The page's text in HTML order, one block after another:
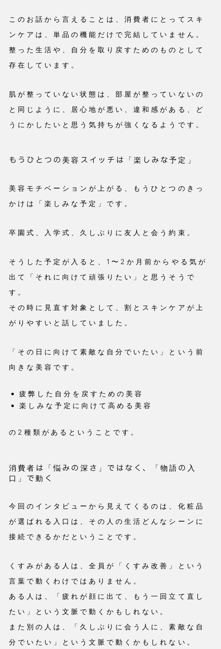
このお話から言えることは、消費者にとってスキ
ンケアは、単品の機能だけで完結していません。
整った生活や、自分を取り戻すためのものとして
存在しています。
肌が整っていない状態は、部屋が整っていないの
と同じように、居心地が悪い、違和感がある、ど
うにかしたいと思う気持ちが強くなるようです。
もうひとつの美容スイッチは「楽しみな予定」
美容モチベーションが上がる、もうひとつのきっ
かけは「楽しみな予定」です。
卒園式、入学式、久しぶりに友人と会う約束。
そうした予定が入ると、1〜2か月前からやる気が
出て「それに向けて頑張りたい」と思うそうで
す。
その時に見直す対象として、割とスキンケアが上
がりやすいと話していました。
「その日に向けて素敵な自分でいたい」という前
向きな美容です。
疲弊した自分を戻すための美容
楽しみな予定に向けて高める美容
の2種類があるということです。
消費者は「悩みの深さ」ではなく、「物語の入
口」で動く
今回のインタビューから見えてくるのは、化粧品
が選ばれる入口は、その人の生活どんなシーンに
接続できるかだということです。
くすみがある人は、全員が「くすみ改善」という
言葉で動くわけではありません。
ある人は、「疲れが顔に出て、もう一回立て直し
たい」という文脈で動くかもしれない。
また別の人は、「久しぶりに会う人に、素敵な自
分でいたい」という文脈で動くかもしれない。